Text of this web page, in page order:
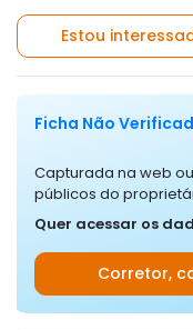
Estou
Ficha Não
Capturada na web
públicos do
Quer acessar os
Corretor,